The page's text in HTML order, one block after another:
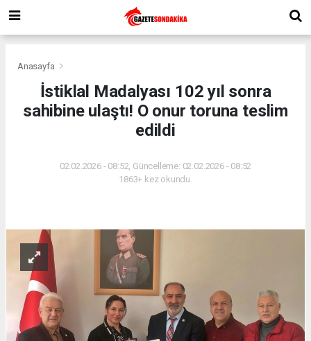
Anasayfa
İstiklal Madalyası 102 yıl sonra
sahibine ulaştı! O onur toruna teslim
edildi
02.02.2026 - 08:52, Güncelleme: 02.02.2026 - 08:52
1863+ kez okundu.